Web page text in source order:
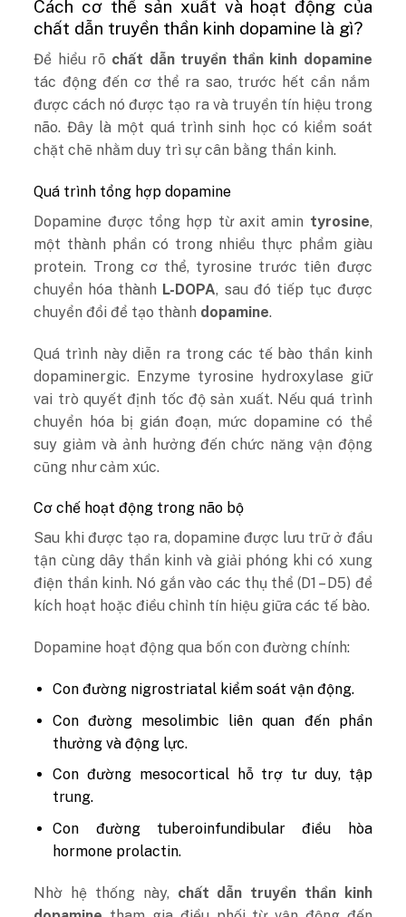
Cách cơ thể sản xuất và hoạt động của
chất dẫn truyền thần kinh dopamine là gì?
Để hiểu rõ chất dẫn truyền thần kinh dopamine
tác động đến cơ thể ra sao, trước hết cần nắm
được cách nó được tạo ra và truyền tín hiệu trong
não. Đây là một quá trình sinh học có kiểm soát
chặt chẽ nhằm duy trì sự cân bằng thần kinh.
Quá trình tổng hợp dopamine
Dopamine được tổng hợp từ axit amin tyrosine,
một thành phần có trong nhiều thực phẩm giàu
protein. Trong cơ thể, tyrosine trước tiên được
chuyển hóa thành L-DOPA, sau đó tiếp tục được
chuyển đổi để tạo thành dopamine.
Quá trình này diễn ra trong các tế bào thần kinh
dopaminergic. Enzyme tyrosine hydroxylase giữ
vai trò quyết định tốc độ sản xuất. Nếu quá trình
chuyển hóa bị gián đoạn, mức dopamine có thể
suy giảm và ảnh hưởng đến chức năng vận động
cũng như cảm xúc.
Cơ chế hoạt động trong não bộ
Sau khi được tạo ra, dopamine được lưu trữ ở đầu
tận cùng dây thần kinh và giải phóng khi có xung
điện thần kinh. Nó gắn vào các thụ thể (D1 – D5) để
kích hoạt hoặc điều chỉnh tín hiệu giữa các tế bào.
Dopamine hoạt động qua bốn con đường chính:
Con đường nigrostriatal kiểm soát vận động.
Con đường mesolimbic liên quan đến phần
thưởng và động lực.
Con đường mesocortical hỗ trợ tư duy, tập
trung.
Con đường tuberoinfundibular điều hòa
hormone prolactin.
Nhờ hệ thống này, chất dẫn truyền thần kinh